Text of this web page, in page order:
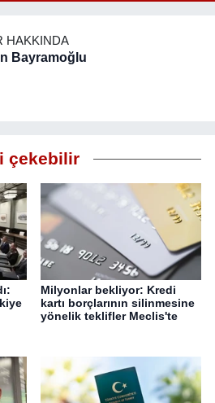
HAKKINDA
Bayramoğlu
çekebilir
Milyonlar bekliyor: Kredi
kartı borçlarının silinmesine
yönelik teklifler Meclis'te